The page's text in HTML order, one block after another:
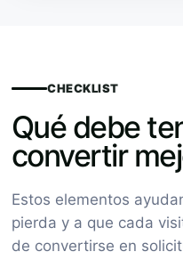
CHECKLIST
Qué debe
convertir
Estos elementos
pierda y a que cada
de convertirse en